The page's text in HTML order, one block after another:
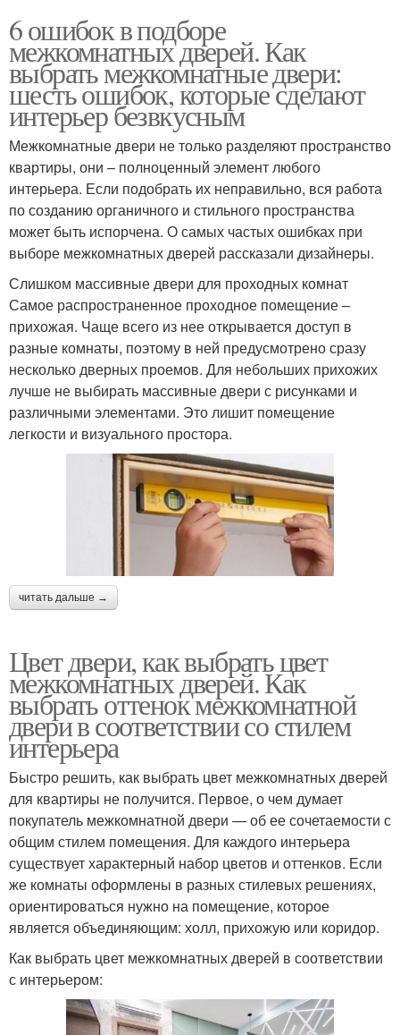
6 ошибок в подборе
межкомнатных дверей. Как
выбрать межкомнатные двери:
шесть ошибок, которые сделают
интерьер безвкусным
Межкомнатные двери не только разделяют пространство
квартиры, они – полноценный элемент любого
интерьера. Если подобрать их неправильно, вся работа
по созданию органичного и стильного пространства
может быть испорчена. О самых частых ошибках при
выборе межкомнатных дверей рассказали дизайнеры.
Слишком массивные двери для проходных комнат
Самое распространенное проходное помещение –
прихожая. Чаще всего из нее открывается доступ в
разные комнаты, поэтому в ней предусмотрено сразу
несколько дверных проемов. Для небольших прихожих
лучше не выбирать массивные двери с рисунками и
различными элементами. Это лишит помещение
легкости и визуального простора.
читать дальше →
Цвет двери, как выбрать цвет
межкомнатных дверей. Как
выбрать оттенок межкомнатной
двери в соответствии со стилем
интерьера
Быстро решить, как выбрать цвет межкомнатных дверей
для квартиры не получится. Первое, о чем думает
покупатель межкомнатной двери — об ее сочетаемости с
общим стилем помещения. Для каждого интерьера
существует характерный набор цветов и оттенков. Если
же комнаты оформлены в разных стилевых решениях,
ориентироваться нужно на помещение, которое
является объединяющим: холл, прихожую или коридор.
Как выбрать цвет межкомнатных дверей в соответствии
с интерьером: